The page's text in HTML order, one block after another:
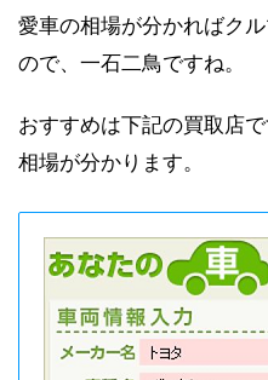
愛車の相場が分かればク
ので、一石二鳥ですね。
おすすめは下記の買取店
相場が分かります。